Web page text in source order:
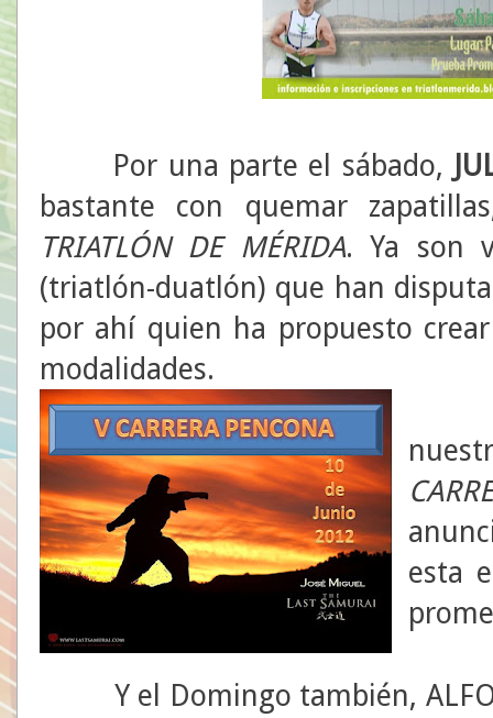
Por una parte el sábado,
bastante con quemar
TRIATLÓN DE MÉRIDA. Ya son
(triatlón-duatlón) que han
por ahí quien ha propuesto
modalidades.
esta
Y el Domingo también,